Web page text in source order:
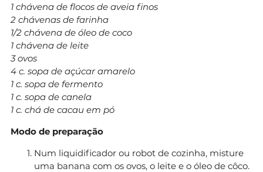
1 chávena de flocos de aveia finos
2 chávenas de farinha
1/2 chávena de óleo de coco
1 chávena de leite
3 ovos
4 c. sopa de açúcar amarelo
1 c. sopa de fermento
1 c. sopa de canela
1 c. chá de cacau em pó
Modo de preparação
Num liquidificador ou robot de cozinha, misture
uma banana com os ovos, o leite e o óleo de côco.